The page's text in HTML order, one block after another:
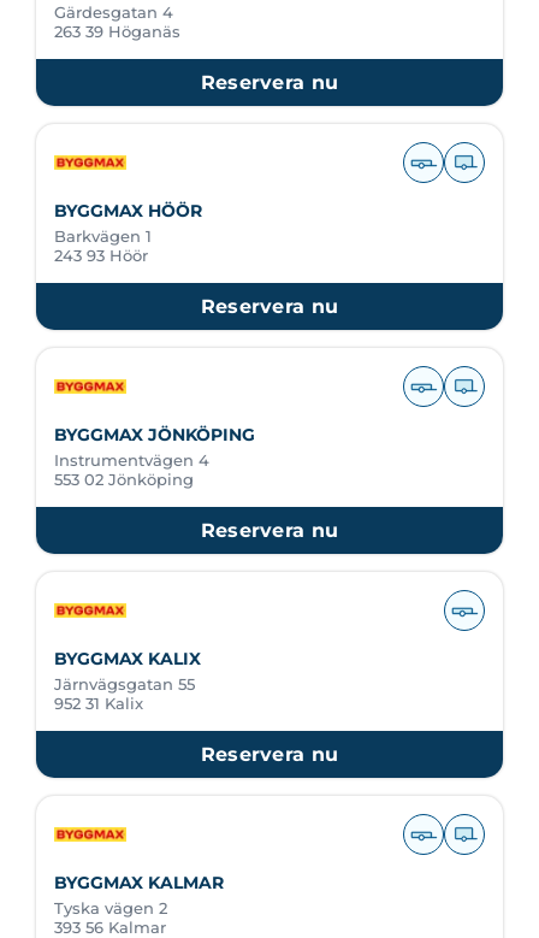
Gärdesgatan 4
263 39 Höganäs
Reservera nu
BYGGMAX HÖÖR
Barkvägen 1
243 93 Höör
Reservera nu
BYGGMAX JÖNKÖPING
Instrumentvägen 4
553 02 Jönköping
Reservera nu
BYGGMAX KALIX
Järnvägsgatan 55
952 31 Kalix
Reservera nu
BYGGMAX KALMAR
Tyska vägen 2
393 56 Kalmar